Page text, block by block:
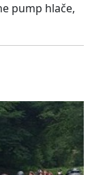
pump hlače,